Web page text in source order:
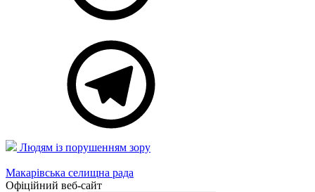
Людям із порушенням зору
Макарівська селищна рада
Офіційний веб-сайт